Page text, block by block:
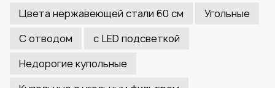
Цвета нержавеющей стали 60 см
Угольные
С отводом
с LED подсветкой
Недорогие купольные